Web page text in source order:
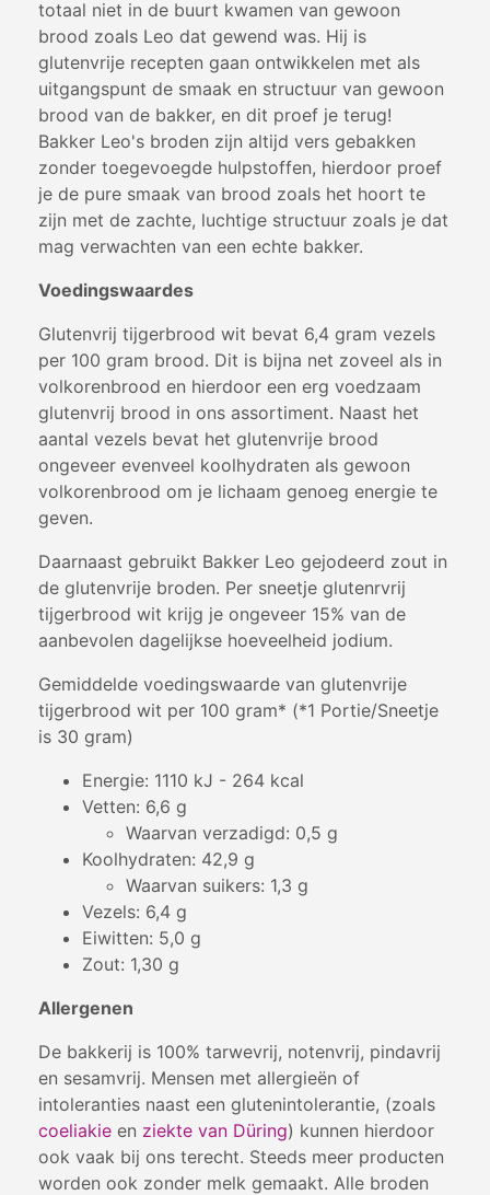
totaal niet in de buurt kwamen van gewoon
brood zoals Leo dat gewend was. Hij is
glutenvrije recepten gaan ontwikkelen met als
uitgangspunt de smaak en structuur van gewoon
brood van de bakker, en dit proef je terug!
Bakker Leo's broden zijn altijd vers gebakken
zonder toegevoegde hulpstoffen, hierdoor proef
je de pure smaak van brood zoals het hoort te
zijn met de zachte, luchtige structuur zoals je dat
mag verwachten van een echte bakker.
Voedingswaardes
Glutenvrij tijgerbrood wit bevat 6,4 gram vezels
per 100 gram brood. Dit is bijna net zoveel als in
volkorenbrood en hierdoor een erg voedzaam
glutenvrij brood in ons assortiment. Naast het
aantal vezels bevat het glutenvrije brood
ongeveer evenveel koolhydraten als gewoon
volkorenbrood om je lichaam genoeg energie te
geven.
Daarnaast gebruikt Bakker Leo gejodeerd zout in
de glutenvrije broden. Per sneetje glutenrvrij
tijgerbrood wit krijg je ongeveer 15% van de
aanbevolen dagelijkse hoeveelheid jodium.
Gemiddelde voedingswaarde van glutenvrije
tijgerbrood wit per 100 gram* (*1 Portie/Sneetje
is 30 gram)
Energie: 1110 kJ - 264 kcal
Vetten: 6,6 g
Waarvan verzadigd: 0,5 g
Koolhydraten: 42,9 g
Waarvan suikers: 1,3 g
Vezels: 6,4 g
Eiwitten: 5,0 g
Zout: 1,30 g
Allergenen
De bakkerij is 100% tarwevrij, notenvrij, pindavrij
en sesamvrij. Mensen met allergieën of
intoleranties naast een glutenintolerantie, (zoals
coeliakie en ziekte van Düring) kunnen hierdoor
ook vaak bij ons terecht. Steeds meer producten
worden ook zonder melk gemaakt. Alle broden